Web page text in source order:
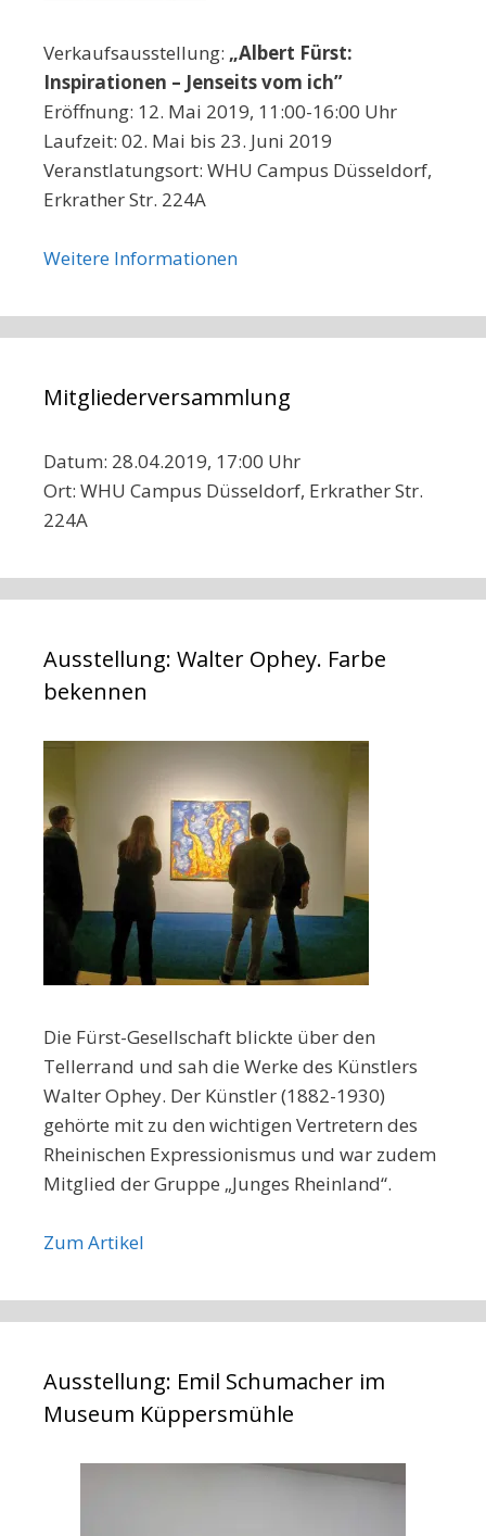
Verkaufsausstellung: „Albert Fürst:
Inspirationen – Jenseits vom ich”
Eröffnung: 12. Mai 2019, 11:00-16:00 Uhr
Laufzeit: 02. Mai bis 23. Juni 2019
Veranstlatungsort: WHU Campus Düsseldorf,
Erkrather Str. 224A
Weitere Informationen
Mitgliederversammlung
Datum: 28.04.2019, 17:00 Uhr
Ort: WHU Campus Düsseldorf, Erkrather Str.
224A
Ausstellung: Walter Ophey. Farbe
bekennen
Die Fürst-Gesellschaft blickte über den
Tellerrand und sah die Werke des Künstlers
Walter Ophey. Der Künstler (1882-1930)
gehörte mit zu den wichtigen Vertretern des
Rheinischen Expressionismus und war zudem
Mitglied der Gruppe „Junges Rheinland“.
Zum Artikel
Ausstellung: Emil Schumacher im
Museum Küppersmühle